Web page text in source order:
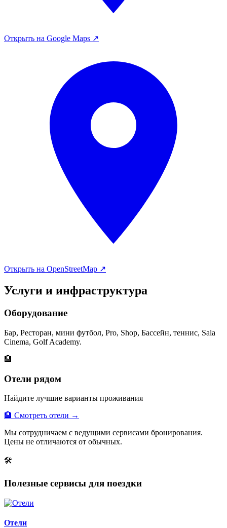
Открыть на Google Maps ↗
Открыть на OpenStreetMap ↗
Услуги и инфраструктура
Оборудование
Бар, Ресторан, мини футбол, Pro, Shop, Бассейн, теннис, Sala
Cinema, Golf Academy.
🏨
Отели рядом
Найдите лучшие варианты проживания
🏨 Смотреть отели →
Мы сотрудничаем с ведущими сервисами бронирования.
Цены не отличаются от обычных.
🛠
Полезные сервисы для поездки
Отели